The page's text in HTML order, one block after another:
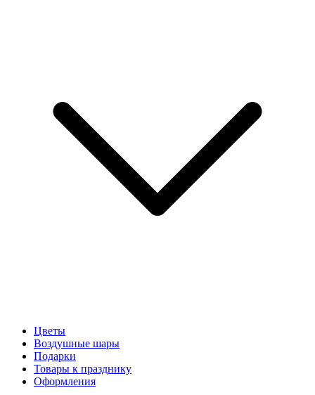
Цветы
Воздушные шары
Подарки
Товары к празднику
Оформления